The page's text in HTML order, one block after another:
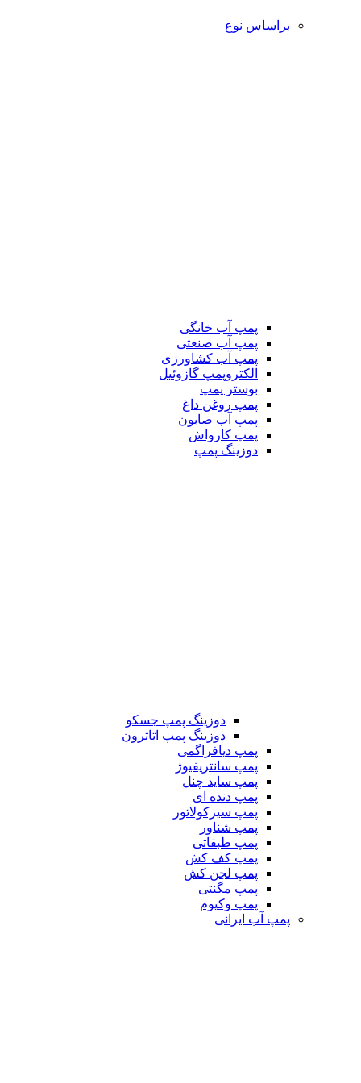
براساس نوع
پمپ آب خانگی
پمپ آب صنعتی
پمپ آب کشاورزی
الکتروپمپ گازوئیل
بوستر پمپ
پمپ روغن داغ
پمپ آب صابون
پمپ کارواش
دوزینگ پمپ
دوزینگ پمپ جسکو
دوزینگ پمپ اتاترون
پمپ دیافراگمی
پمپ سانتریفیوژ
پمپ ساید چنل
پمپ دنده ای
پمپ سیرکولاتور
پمپ شناور
پمپ طبقاتی
پمپ کف کش
پمپ لجن کش
پمپ مگنتی
پمپ وکیوم
پمپ آب ایرانی